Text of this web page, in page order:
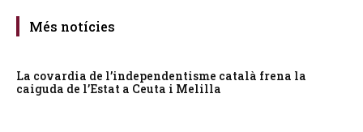
Més notícies
La covardia de l’independentisme català frena la
caiguda de l’Estat a Ceuta i Melilla